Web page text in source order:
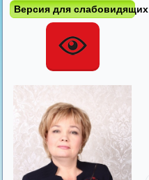
Версия для слабовидящих